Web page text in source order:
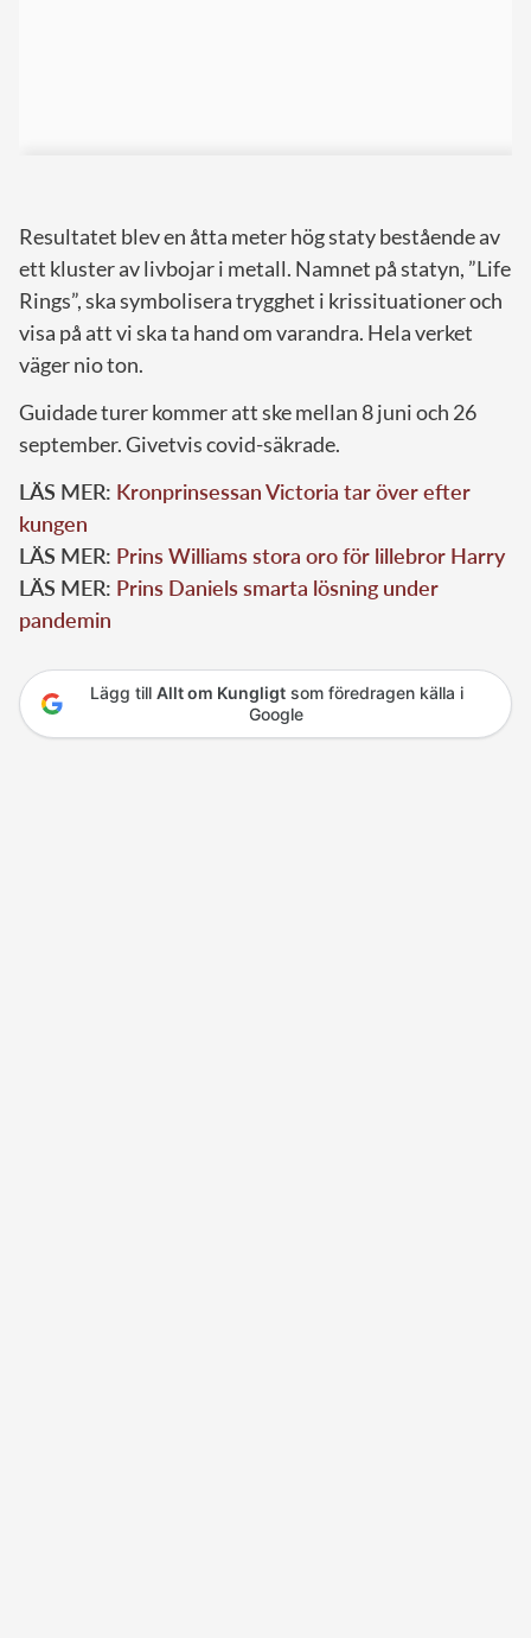
Resultatet blev en åtta meter hög staty bestående av
ett kluster av livbojar i metall. Namnet på statyn, ”Life
Rings”, ska symbolisera trygghet i krissituationer och
visa på att vi ska ta hand om varandra. Hela verket
väger nio ton.
Guidade turer kommer att ske mellan 8 juni och 26
september. Givetvis covid-säkrade.
LÄS MER: Kronprinsessan Victoria tar över efter
kungen
LÄS MER: Prins Williams stora oro för lillebror Harry
LÄS MER: Prins Daniels smarta lösning under
pandemin
Lägg till Allt om Kungligtsom föredragen källa i
Google